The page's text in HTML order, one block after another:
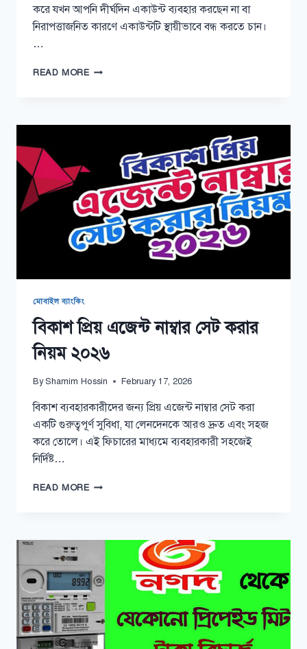
করে যখন আপনি দীর্ঘদিন একাউন্ট ব্যবহার করছেন না বা
নিরাপত্তাজনিত কারণে একাউন্টটি স্থায়ীভাবে বন্ধ করতে চান।
…
READ MOREরকেট
নিয়ম
মোবাইল ব্যাংকিং
বিকাশ প্রিয় এজেন্ট নাম্বার সেট করার
নিয়ম ২০২৬
By Shamim Hossin February 17, 2026
বিকাশ ব্যবহারকারীদের জন্য প্রিয় এজেন্ট নাম্বার সেট করা
একটি গুরুত্বপূর্ণ সুবিধা, যা লেনদেনকে আরও দ্রুত এবং সহজ
করে তোলে। এই ফিচারের মাধ্যমে ব্যবহারকারী সহজেই
নির্দিষ্ট…
READ MOREবিকাশ
সেট
২০২৬